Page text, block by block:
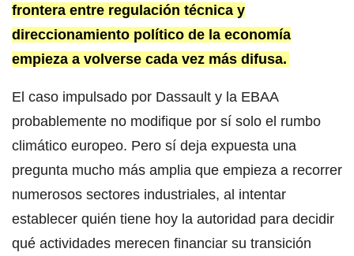
frontera entre regulación técnica y
direccionamiento político de la economía
empieza a volverse cada vez más difusa.
El caso impulsado por Dassault y la EBAA
probablemente no modifique por sí solo el rumbo
climático europeo. Pero sí deja expuesta una
pregunta mucho más amplia que empieza a recorrer
numerosos sectores industriales, al intentar
establecer quién tiene hoy la autoridad para decidir
qué actividades merecen financiar su transición